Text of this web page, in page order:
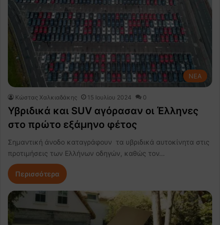
NEA
Κώστας Χαλκιαδάκης 15 Ιουλίου 2024 0
Υβριδικά και SUV αγόρασαν οι Έλληνες
στο πρώτο εξάμηνο φέτος
Σημαντική άνοδο καταγράφουν τα υβριδικά αυτοκίνητα στις
προτιμήσεις των Ελλήνων οδηγών, καθώς τον…
Περισσότερα